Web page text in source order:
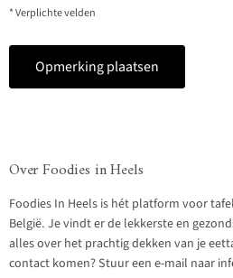
* Verplichte velden
Opmerking plaatsen
Over Foodies in Heels
Foodies In Heels is hét platform voor
België. Je vindt er de lekkerste en
alles over het prachtig dekken van je
contact komen? Stuur een e-mail naar